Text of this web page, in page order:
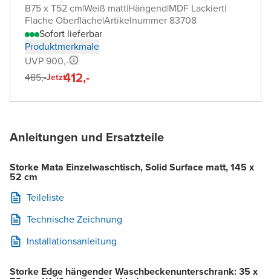
B75 x T52 cm|Weiß matt|Hängend|MDF Lackiert|
Flache Oberfläche|Artikelnummer 83708
Sofort lieferbar
Produktmerkmale
UVP 900,-
485,-Jetzt412,-
Anleitungen und Ersatzteile
Storke Mata Einzelwaschtisch, Solid Surface matt, 145 x
52 cm
Teileliste
Technische Zeichnung
Installationsanleitung
Storke Edge hängender Waschbeckenunterschrank: 35 x